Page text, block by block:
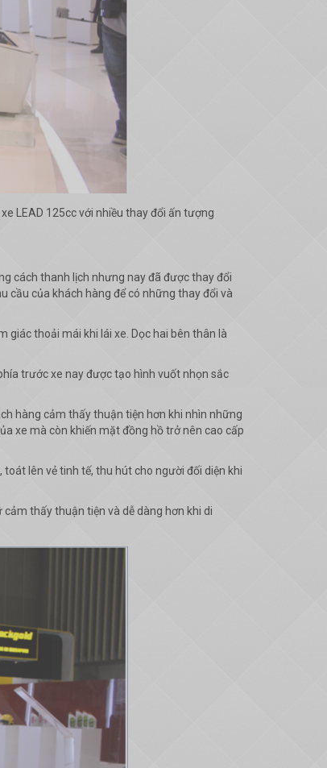
LEAD 125cc với nhiều thay đổi ấn tượng
cách thanh lịch nhưng nay đã được thay đổi
cầu của khách hàng để có những thay đổi và
giác thoải mái khi lái xe. Dọc hai bên thân là
trước xe nay được tạo hình vuốt nhọn sắc
hàng cảm thấy thuận tiện hơn khi nhìn những
xe mà còn khiến mặt đồng hồ trở nên cao cấp
lên vẻ tinh tế, thu hút cho người đối diện khi
thấy thuận tiện và dễ dàng hơn khi di